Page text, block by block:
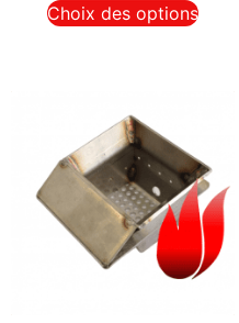
Choix des options